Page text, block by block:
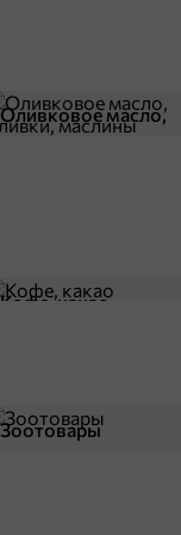
Оливковое масло,
оливки, маслины
Кофе, какао
Зоотовары